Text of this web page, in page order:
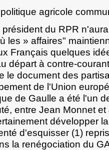
agricole
du RPR
les » affaires"
Français quelques
départ à contre-
le document des
de l'Union
de Gaulle a été l'un
entre Jean Monnet
développer
d'esquisser (1)
la renégociation du